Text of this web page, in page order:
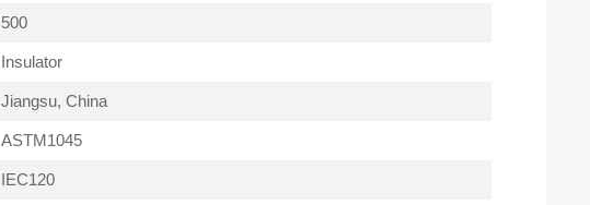
500
Insulator
Jiangsu, China
ASTM1045
IEC120